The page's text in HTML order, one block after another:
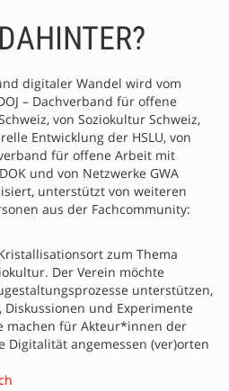
digitaler Wandel wird vom
– Dachverband für offene
von Soziokultur Schweiz,
Entwicklung der HSLU, von
für offene Arbeit mit
und von Netzwerke GWA
unterstützt von weiteren
aus der Fachcommunity:
zum Thema
Der Verein möchte
unterstützen,
Diskussionen und Experimente
machen für Akteur*innen der
Digitalität angemessen (ver)orten